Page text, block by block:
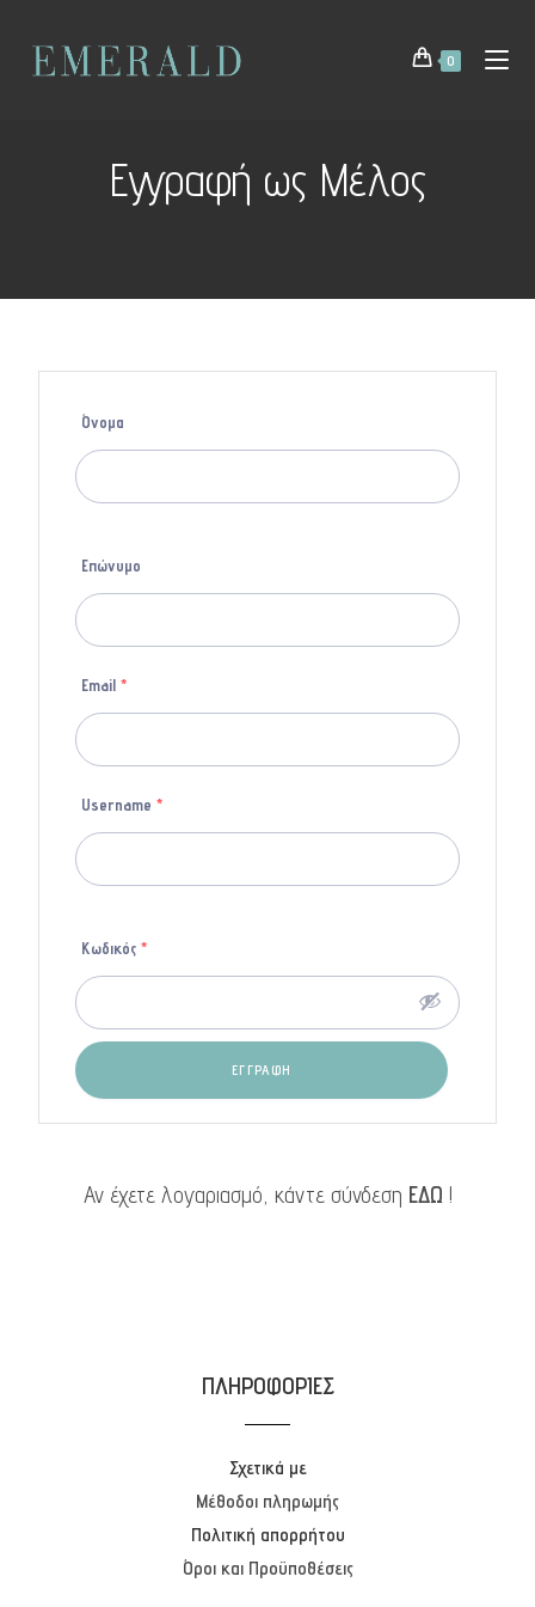
0
Εγγραφή ως Μέλος
Όνομα
Επώνυμο
Email*
Username*
Κωδικός*
ΕΓΓΡΑΦΉ
Αν έχετε λογαριασμό, κάντε σύνδεση ΕΔΩ !
ΠΛΗΡΟΦΟΡΙΕΣ
Σχετικά με
Μέθοδοι πληρωμής
Πολιτική απορρήτου
Όροι και Προϋποθέσεις